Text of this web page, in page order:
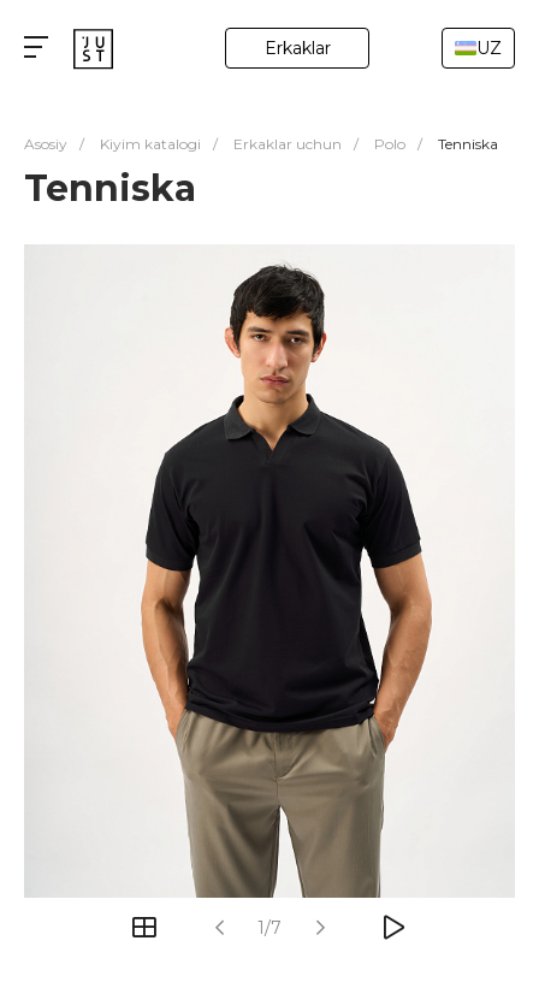
Erkaklar UZ
Asosiy / Kiyim katalogi / Erkaklar uchun / Polo / Tenniska
Tenniska
1/7